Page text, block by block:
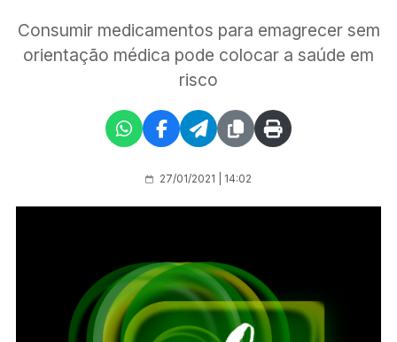
Consumir medicamentos para emagrecer sem
orientação médica pode colocar a saúde em
risco
27/01/2021 | 14:02